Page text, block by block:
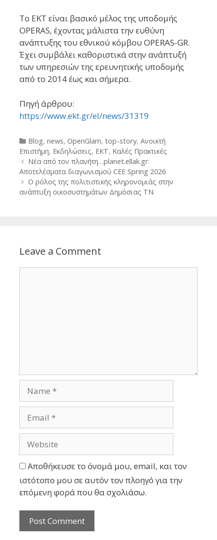
Το EKT είναι βασικό μέλος της υποδομής
OPERAS, έχοντας μάλιστα την ευθύνη
ανάπτυξης του εθνικού κόμβου OPERAS-GR.
Έχει συμβάλει καθοριστικά στην ανάπτυξή
των υπηρεσιών της ερευνητικής υποδομής
από το 2014 έως και σήμερα.
Πηγή άρθρου:
https://www.ekt.gr/el/news/31319
Categories
Blog, news, OpenGlam, top-story, Ανοικτή
Επιστήμη, Εκδηλώσεις, ΕΚΤ, Καλές Πρακτικές
Post
navigation
Νέα από τον πλανήτη…planet.ellak.gr:
Αποτελέσματα διαγωνισμού CEE Spring 2026
Ο ρόλος της πολιτιστικής κληρονομιάς στην
ανάπτυξη οικοσυστημάτων Δημόσιας TN
Leave a Comment
Αποθήκευσε το όνομά μου, email, και τον
ιστότοπο μου σε αυτόν τον πλοηγό για την
επόμενη φορά που θα σχολιάσω.